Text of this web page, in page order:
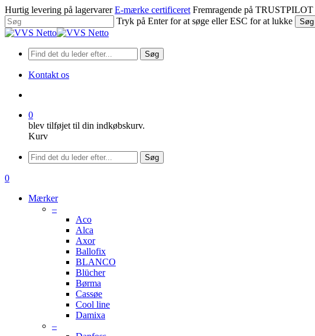
Spring
til
hovedindhold
Hurtig levering på lagervarer E-mærke certificeret Fremragende på TRUSTPILOT
Tryk på Enter for at søge eller ESC for at lukke
Søg
Luk
Søg
Kontakt os
0
blev tilføjet til din indkøbskurv.
Kurv
Menu
Søg
søge
0
Mærker
–
Aco
Alca
Axor
Ballofix
BLANCO
Blücher
Børma
Cassøe
Cool line
Damixa
–